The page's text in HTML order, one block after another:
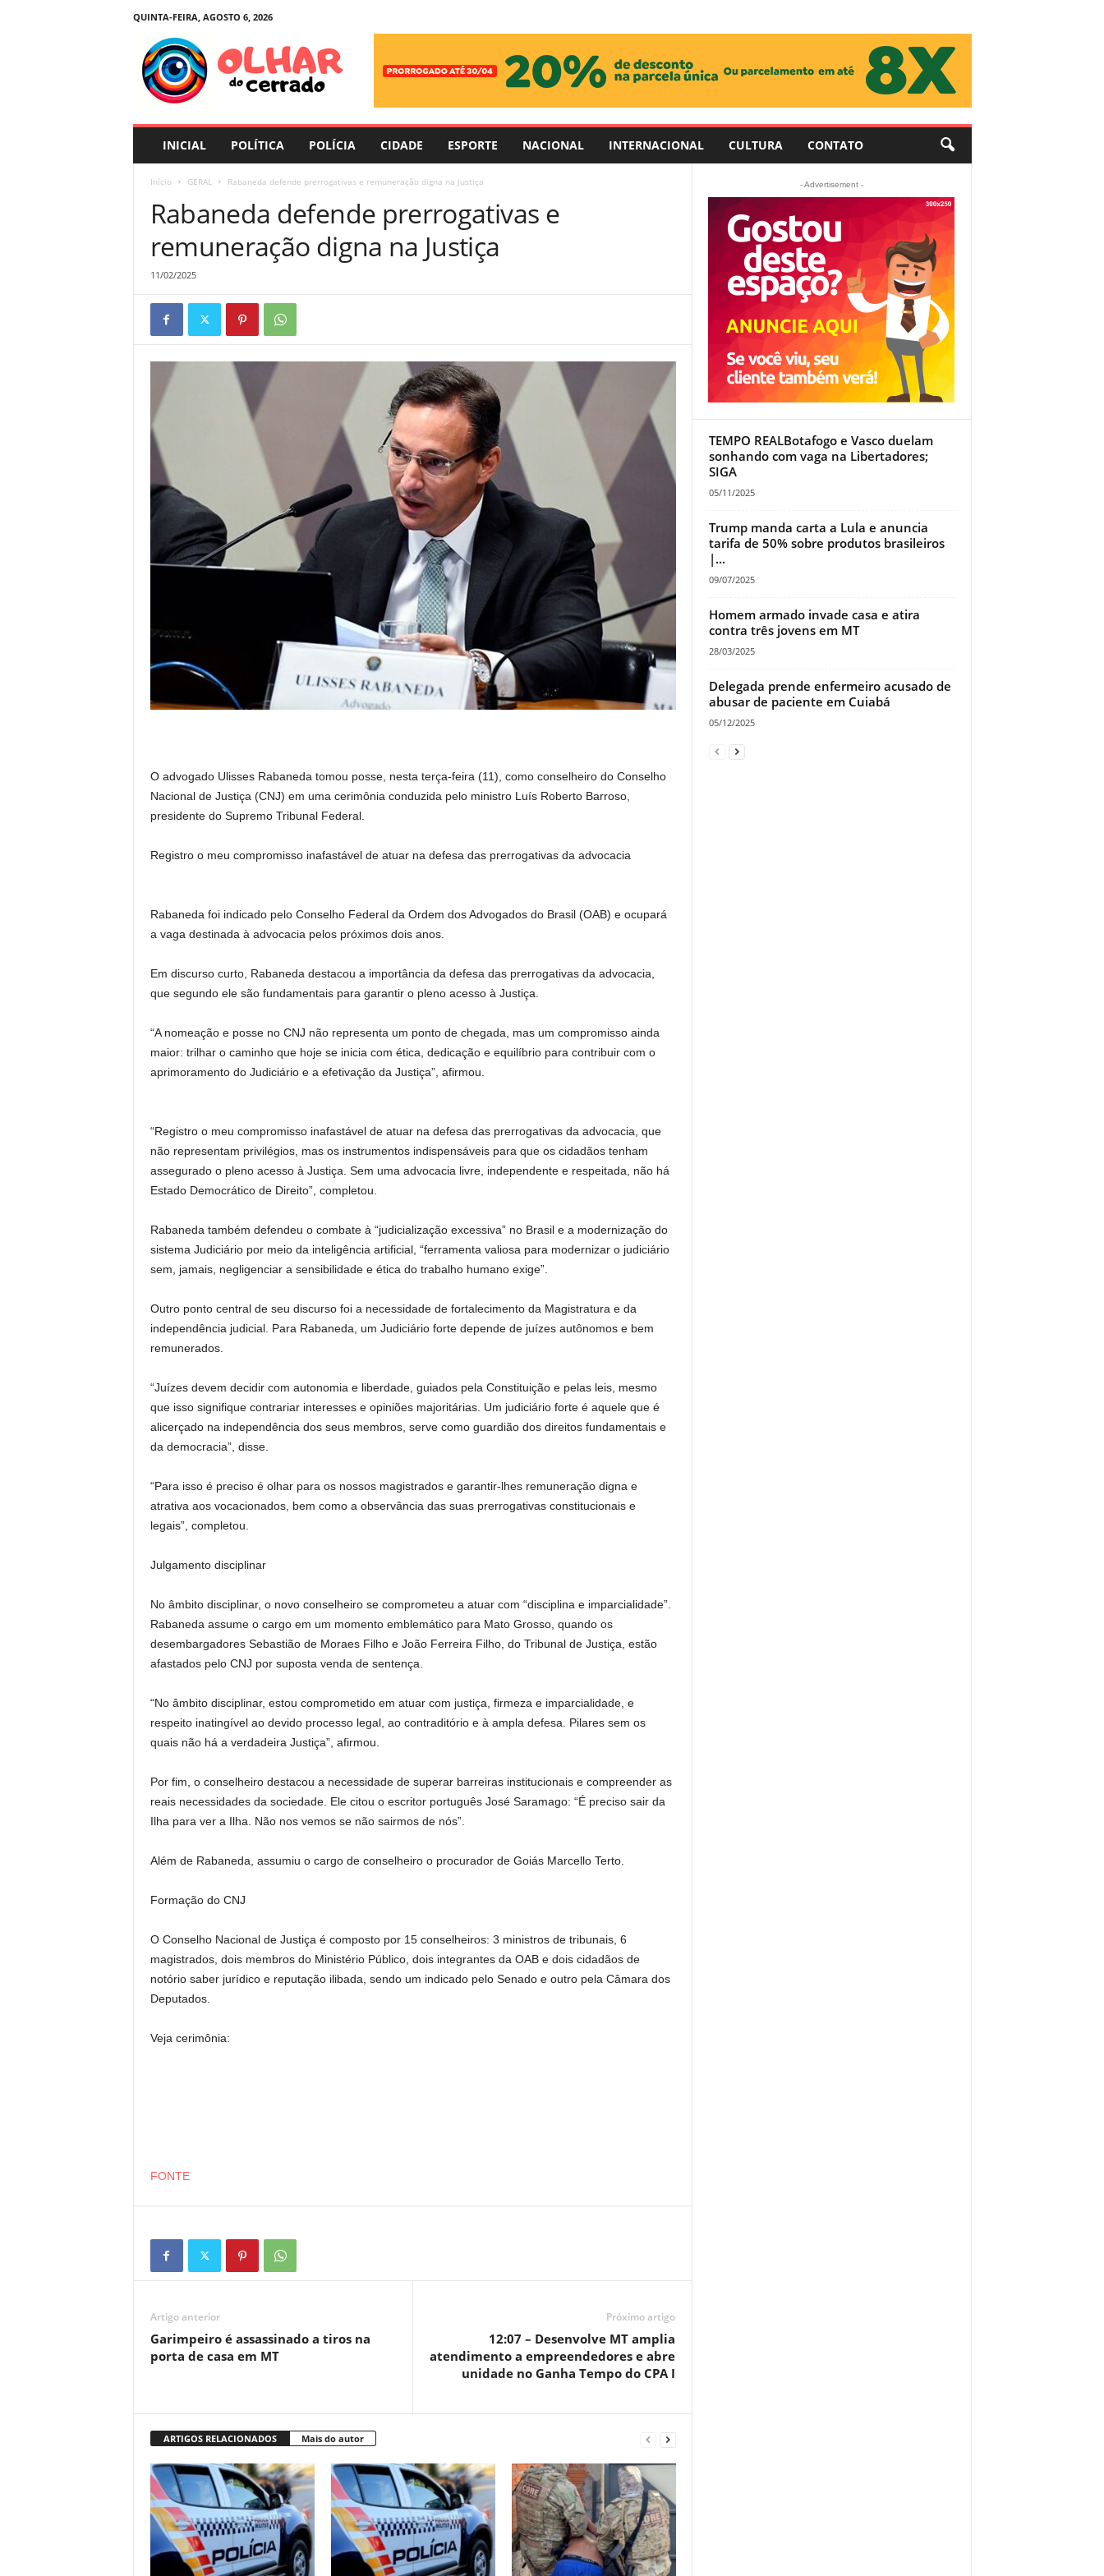
QUINTA-FEIRA, AGOSTO 6, 2026
INICIAL POLÍTICA POLÍCIA CIDADE ESPORTE NACIONAL INTERNACIONAL CULTURA CONTATO
Início GERAL Rabaneda defende prerrogativas e remuneração digna na Justiça
Rabaneda defende prerrogativas e
remuneração digna na Justiça
11/02/2025
O advogado Ulisses Rabaneda tomou posse, nesta terça-feira (11), como conselheiro do Conselho
Nacional de Justiça (CNJ) em uma cerimônia conduzida pelo ministro Luís Roberto Barroso,
presidente do Supremo Tribunal Federal.
Registro o meu compromisso inafastável de atuar na defesa das prerrogativas da advocacia
Rabaneda foi indicado pelo Conselho Federal da Ordem dos Advogados do Brasil (OAB) e ocupará
a vaga destinada à advocacia pelos próximos dois anos.
Em discurso curto, Rabaneda destacou a importância da defesa das prerrogativas da advocacia,
que segundo ele são fundamentais para garantir o pleno acesso à Justiça.
“A nomeação e posse no CNJ não representa um ponto de chegada, mas um compromisso ainda
maior: trilhar o caminho que hoje se inicia com ética, dedicação e equilíbrio para contribuir com o
aprimoramento do Judiciário e a efetivação da Justiça”, afirmou.
“Registro o meu compromisso inafastável de atuar na defesa das prerrogativas da advocacia, que
não representam privilégios, mas os instrumentos indispensáveis para que os cidadãos tenham
assegurado o pleno acesso à Justiça. Sem uma advocacia livre, independente e respeitada, não há
Estado Democrático de Direito”, completou.
Rabaneda também defendeu o combate à “judicialização excessiva” no Brasil e a modernização do
sistema Judiciário por meio da inteligência artificial, “ferramenta valiosa para modernizar o judiciário
sem, jamais, negligenciar a sensibilidade e ética do trabalho humano exige”.
Outro ponto central de seu discurso foi a necessidade de fortalecimento da Magistratura e da
independência judicial. Para Rabaneda, um Judiciário forte depende de juízes autônomos e bem
remunerados.
“Juízes devem decidir com autonomia e liberdade, guiados pela Constituição e pelas leis, mesmo
que isso signifique contrariar interesses e opiniões majoritárias. Um judiciário forte é aquele que é
alicerçado na independência dos seus membros, serve como guardião dos direitos fundamentais e
da democracia”, disse.
“Para isso é preciso é olhar para os nossos magistrados e garantir-lhes remuneração digna e
atrativa aos vocacionados, bem como a observância das suas prerrogativas constitucionais e
legais”, completou.
Julgamento disciplinar
No âmbito disciplinar, o novo conselheiro se comprometeu a atuar com “disciplina e imparcialidade”.
Rabaneda assume o cargo em um momento emblemático para Mato Grosso, quando os
desembargadores Sebastião de Moraes Filho e João Ferreira Filho, do Tribunal de Justiça, estão
afastados pelo CNJ por suposta venda de sentença.
“No âmbito disciplinar, estou comprometido em atuar com justiça, firmeza e imparcialidade, e
respeito inatingível ao devido processo legal, ao contraditório e à ampla defesa. Pilares sem os
quais não há a verdadeira Justiça”, afirmou.
Por fim, o conselheiro destacou a necessidade de superar barreiras institucionais e compreender as
reais necessidades da sociedade. Ele citou o escritor português José Saramago: “É preciso sair da
Ilha para ver a Ilha. Não nos vemos se não sairmos de nós”.
Além de Rabaneda, assumiu o cargo de conselheiro o procurador de Goiás Marcello Terto.
Formação do CNJ
O Conselho Nacional de Justiça é composto por 15 conselheiros: 3 ministros de tribunais, 6
magistrados, dois membros do Ministério Público, dois integrantes da OAB e dois cidadãos de
notório saber jurídico e reputação ilibada, sendo um indicado pelo Senado e outro pela Câmara dos
Deputados.
Veja cerimônia:
FONTE
Artigo anterior
Garimpeiro é assassinado a tiros na
porta de casa em MT
Próximo artigo
12:07 – Desenvolve MT amplia
atendimento a empreendedores e abre
unidade no Ganha Tempo do CPA I
ARTIGOS RELACIONADOS Mais do autor
- Advertisement -
TEMPO REALBotafogo e Vasco duelam
sonhando com vaga na Libertadores;
SIGA
05/11/2025
Trump manda carta a Lula e anuncia
tarifa de 50% sobre produtos brasileiros
|...
09/07/2025
Homem armado invade casa e atira
contra três jovens em MT
28/03/2025
Delegada prende enfermeiro acusado de
abusar de paciente em Cuiabá
05/12/2025